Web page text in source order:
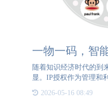
一物一码，智
随着知识经济时代的到
显。IP授权作为管理和
核心在于确保知识产权
景下，一物一码防伪技
2026-05-16 08:49